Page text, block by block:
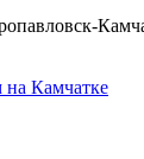
на Камчатке